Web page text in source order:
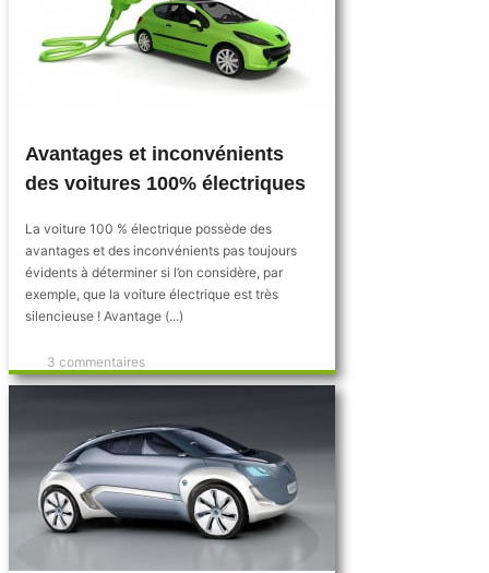
Avantages et inconvénients
des voitures 100% électriques
La voiture 100 % électrique possède des
avantages et des inconvénients pas toujours
évidents à déterminer si l’on considère, par
exemple, que la voiture électrique est très
silencieuse ! Avantage (...)
3 commentaires